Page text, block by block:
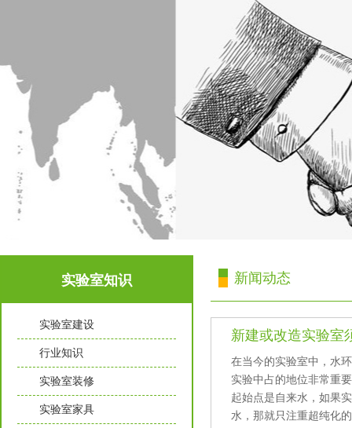
实验室知识
实验室建设
行业知识
实验室装修
实验室家具
新闻动态
新建或改造实验室须
在当今的实验室中，
实验中占的地位非常重要
起始点是自来水，如果
水，那就只注重超纯化